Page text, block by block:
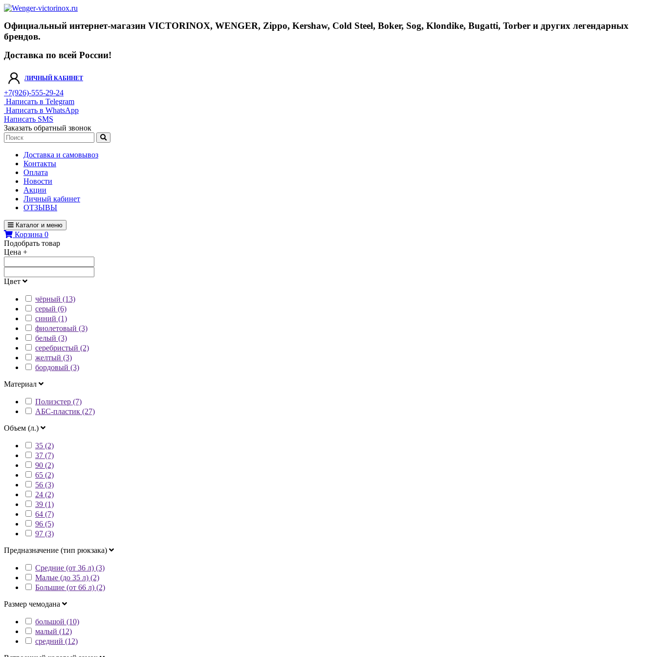
Официальный интернет-магазин VICTORINOX, WENGER, Zippo, Kershaw, Cold Steel, Boker, Sog, Klondike, Bugatti, Torber и других легендарных
брендов.
Доставка по всей России!
ЛИЧНЫЙ КАБИНЕТ
+7(926)-555-29-24
Написать в Telegram
Написать в WhatsApp
Написать SMS
Заказать обратный звонок
Доставка и самовывоз
Контакты
Оплата
Новости
Акции
Личный кабинет
ОТЗЫВЫ
Каталог и меню
Корзина 0
Подобрать товар
Цена +
Цвет
чёрный (13)
серый (6)
синий (1)
фиолетовый (3)
белый (3)
серебристый (2)
желтый (3)
бордовый (3)
Материал
Полиэстер (7)
АБС-пластик (27)
Объем (л.)
35 (2)
37 (7)
90 (2)
65 (2)
56 (3)
24 (2)
39 (1)
64 (7)
96 (5)
97 (3)
Предназначение (тип рюкзака)
Средние (от 36 л) (3)
Малые (до 35 л) (2)
Большие (от 66 л) (2)
Размер чемодана
большой (10)
малый (12)
средний (12)